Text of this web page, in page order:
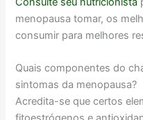
menopausa tomar, os
consumir para melhores
Quais componentes do
sintomas da menopausa?
Acredita-se que certos